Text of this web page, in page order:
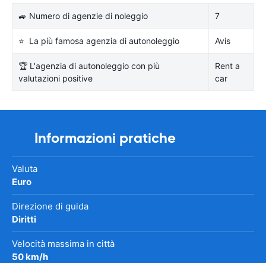
🚙 Numero di agenzie di noleggio 7
⭐ La più famosa agenzia di autonoleggio Avis
🏆 L'agenzia di autonoleggio con più
valutazioni positive
Rent a
car
Informazioni pratiche
Valuta
Euro
Direzione di guida
Diritti
Velocità massima in città
50 km/h